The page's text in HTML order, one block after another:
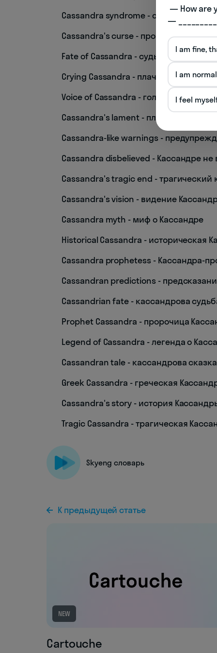
Cassandra syndrome - синдром
Cassandra's curse - проклятие
Fate of Cassandra - судьба Кассандры
Crying Cassandra - плачущая
Voice of Cassandra - голос Кассандры
Cassandra's lament - плач Кассандры
Cassandra-like warnings -
Cassandra disbelieved - Кассандре не
Cassandra's tragic end - трагический
Cassandra's vision - видение
Cassandra myth - миф о Кассандре
Historical Cassandra - историческая
Cassandra prophetess - Кассандра-
Cassandran predictions -
Cassandrian fate - кассандрова
Prophet Cassandra - пророчица
Legend of Cassandra - легенда о
Cassandran tale - кассандрова сказка
Greek Cassandra - греческая
Cassandra's story - история
Tragic Cassandra - трагическая
Skyeng словарь
К предыдущей статье
NEW
Cartouche
— _________
I am fine,
I am
I feel